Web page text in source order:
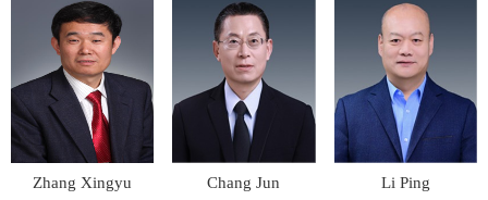
Zhang Xingyu Chang Jun Li Ping